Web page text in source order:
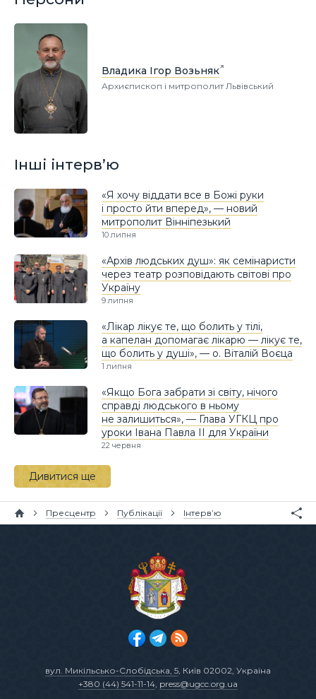
Владика Ігор Возьняк
Архиєпископ і митрополит Львівський
Інші інтерв’ю
«Я хочу віддати все в Божі руки
і просто йти вперед», — новий
митрополит Вінніпезький
10 липня
«Архів людських душ»: як семінаристи
через театр розповідають світові про
Україну
9 липня
«Лікар лікує те, що болить у тілі,
а капелан допомагає лікарю — лікує те,
що болить у душі», — о. Віталій Воєца
1 липня
«Якщо Бога забрати зі світу, нічого
справді людського в ньому
не залишиться», — Глава УГКЦ про
уроки Івана Павла II для України
22 червня
Дивитися ще
Пресцентр Публікації Інтерв’ю
вул. Микільсько-Слобідська, 5, Київ 02002, Україна
+380 (44) 541-11-14, press@ugcc.org.ua